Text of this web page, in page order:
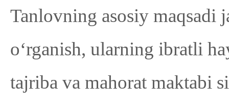
Tanlovning asosiy
o‘rganish, ularning ibratli
tajriba va mahorat maktabi